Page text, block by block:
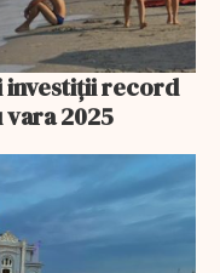
investiții record
2025